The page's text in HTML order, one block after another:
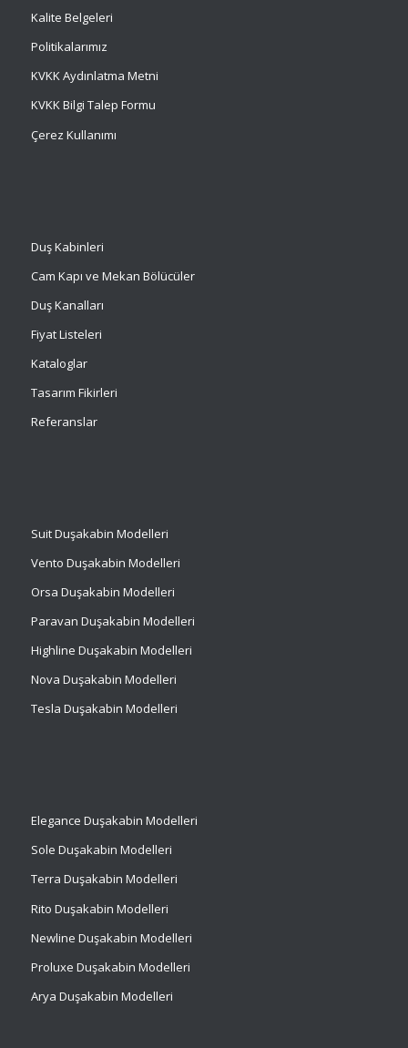
Kalite Belgeleri
Politikalarımız
KVKK Aydınlatma Metni
KVKK Bilgi Talep Formu
Çerez Kullanımı
Duş Kabinleri
Cam Kapı ve Mekan Bölücüler
Duş Kanalları
Fiyat Listeleri
Kataloglar
Tasarım Fikirleri
Referanslar
SuitDuşakabin Modelleri
Vento Duşakabin Modelleri
Orsa Duşakabin Modelleri
Paravan Duşakabin Modelleri
Highline Duşakabin Modelleri
Nova Duşakabin Modelleri
Tesla Duşakabin Modelleri
Elegance Duşakabin Modelleri
Sole Duşakabin Modelleri
Terra Duşakabin Modelleri
Rito Duşakabin Modelleri
Newline Duşakabin Modelleri
Proluxe Duşakabin Modelleri
Arya Duşakabin Modelleri